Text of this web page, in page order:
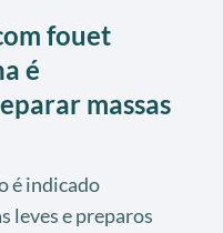
fouet
é
massas
é indicado
leves e preparos